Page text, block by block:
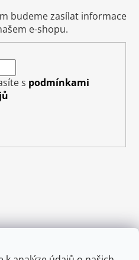
budeme zasílat informace
e-shopu.
s podmínkami